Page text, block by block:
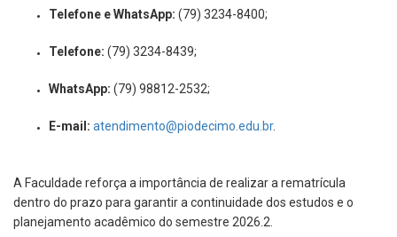
Telefone e WhatsApp: (79) 3234-8400;
Telefone: (79) 3234-8439;
WhatsApp: (79) 98812-2532;
E-mail: atendimento@piodecimo.edu.br.
A Faculdade reforça a importância de realizar a rematrícula
dentro do prazo para garantir a continuidade dos estudos e o
planejamento acadêmico do semestre 2026.2.